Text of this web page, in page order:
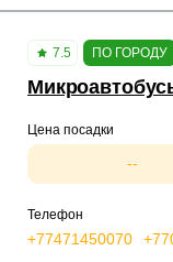
7.5 ПО ГОРОДУ
Цена посадки
--
Телефон
+77471450070